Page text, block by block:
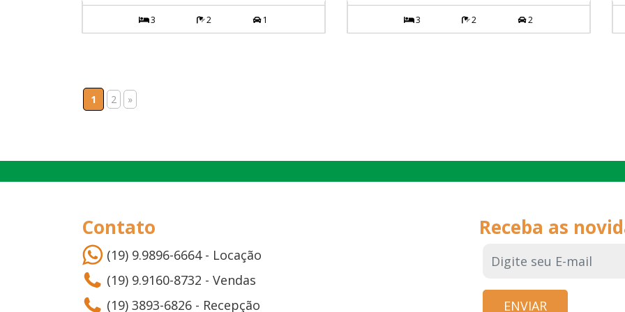
3 2 1 3 2 2
1 2 »
Contato
(19) 9.9896-6664 - Locação
(19) 9.9160-8732 - Vendas
(19) 3893-6826 - Recepção
Receba as
E-mail